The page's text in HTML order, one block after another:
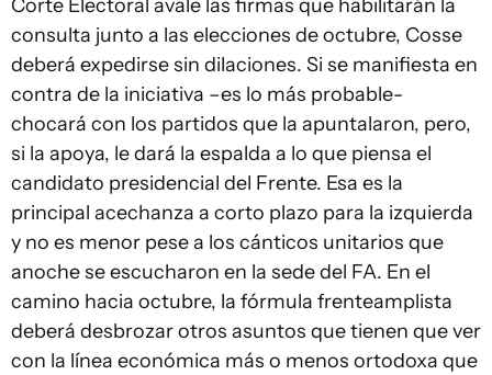
Corte Electoral avale las firmas que habilitarán la
consulta junto a las elecciones de octubre, Cosse
deberá expedirse sin dilaciones. Si se manifiesta en
contra de la iniciativa –es lo más probable-
chocará con los partidos que la apuntalaron, pero,
si la apoya, le dará la espalda a lo que piensa el
candidato presidencial del Frente. Esa es la
principal acechanza a corto plazo para la izquierda
y no es menor pese a los cánticos unitarios que
anoche se escucharon en la sede del FA. En el
camino hacia octubre, la fórmula frenteamplista
deberá desbrozar otros asuntos que tienen que ver
con la línea económica más o menos ortodoxa que